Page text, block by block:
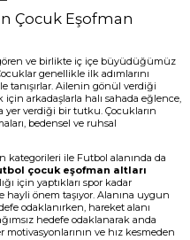
Çocuk Eşofman
ve birlikte iç içe büyüdüğümüz
genellikle ilk adımlarını
tanışırlar. Ailenin gönül verdiği
arkadaşlarla halı sahada eğlence,
yer verdiği bir tutku. Çocukların
bedensel ve ruhsal
kategorileri ile Futbol alanında da
çocuk eşofman altları
için yaptıkları spor kadar
önem taşıyor. Alanına uygun
odaklanırken, hareket alanı
hedefe odaklanarak anda
ve hız kesmeden